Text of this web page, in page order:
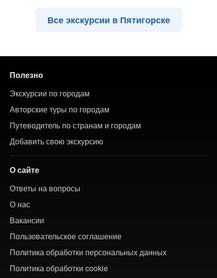
Все экскурсии в Пятигорске
Полезно
Экскурсии по городам
Авторские туры по городам
Путеводитель по странам и городам
Добавить свою экскурсию
О сайте
Ответы на вопросы
О нас
Вакансии
Пользовательское соглашение
Политика обработки персональных данных
Политика обработки cookie